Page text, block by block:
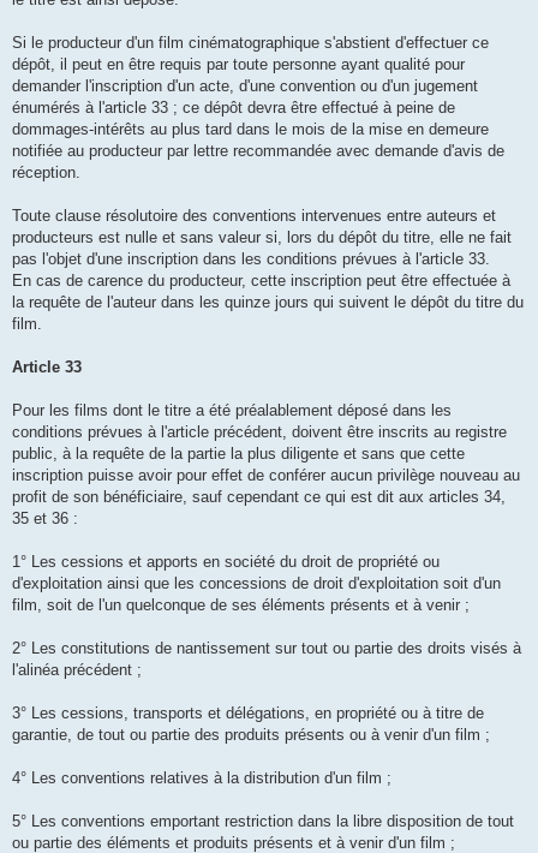
Si le producteur d'un film cinématographique s'abstient d'effectuer ce
dépôt, il peut en être requis par toute personne ayant qualité pour
demander l'inscription d'un acte, d'une convention ou d'un jugement
énumérés à l'article 33 ; ce dépôt devra être effectué à peine de
dommages-intérêts au plus tard dans le mois de la mise en demeure
notifiée au producteur par lettre recommandée avec demande d'avis de
réception.
Toute clause résolutoire des conventions intervenues entre auteurs et
producteurs est nulle et sans valeur si, lors du dépôt du titre, elle ne fait
pas l'objet d'une inscription dans les conditions prévues à l'article 33.
En cas de carence du producteur, cette inscription peut être effectuée à
la requête de l'auteur dans les quinze jours qui suivent le dépôt du titre du
film.
Article 33
Pour les films dont le titre a été préalablement déposé dans les
conditions prévues à l'article précédent, doivent être inscrits au registre
public, à la requête de la partie la plus diligente et sans que cette
inscription puisse avoir pour effet de conférer aucun privilège nouveau au
profit de son bénéficiaire, sauf cependant ce qui est dit aux articles 34,
35 et 36 :
1° Les cessions et apports en société du droit de propriété ou
d'exploitation ainsi que les concessions de droit d'exploitation soit d'un
film, soit de l'un quelconque de ses éléments présents et à venir ;
2° Les constitutions de nantissement sur tout ou partie des droits visés à
l'alinéa précédent ;
3° Les cessions, transports et délégations, en propriété ou à titre de
garantie, de tout ou partie des produits présents ou à venir d'un film ;
4° Les conventions relatives à la distribution d'un film ;
5° Les conventions emportant restriction dans la libre disposition de tout
ou partie des éléments et produits présents et à venir d'un film ;